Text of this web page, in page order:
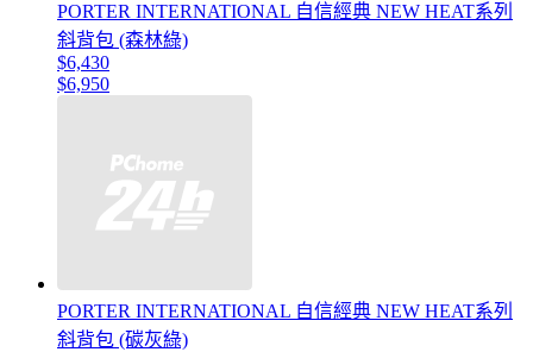
PORTER INTERNATIONAL 自信經典 NEW HEAT系列
斜背包 (森林綠)
$6,430
$6,950
PORTER INTERNATIONAL 自信經典 NEW HEAT系列
斜背包 (碳灰綠)